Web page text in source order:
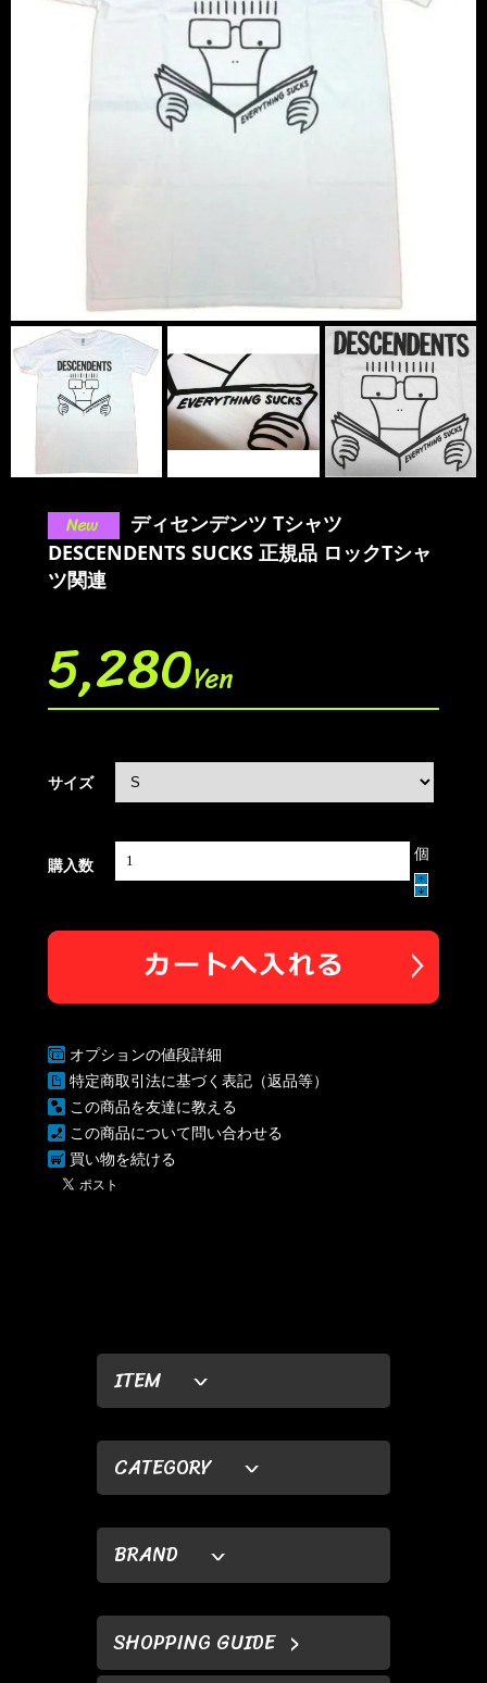
ITEM
CATEGORY
BRAND
SHOPPING GUIDE
ディセンデンツ Tシャツ
DESCENDENTS SUCKS 正規品 ロックTシャ
ツ関連
5,280Yen
サイズ
購入数
個
オプションの値段詳細
特定商取引法に基づく表記（返品等）
この商品を友達に教える
この商品について問い合わせる
買い物を続ける